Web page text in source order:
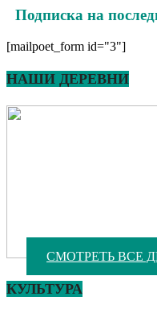
Подписка на
[mailpoet_form id="3"]
НАШИ ДЕРЕВНИ
СМОТРЕТЬ ВСЕ
КУЛЬТУРА